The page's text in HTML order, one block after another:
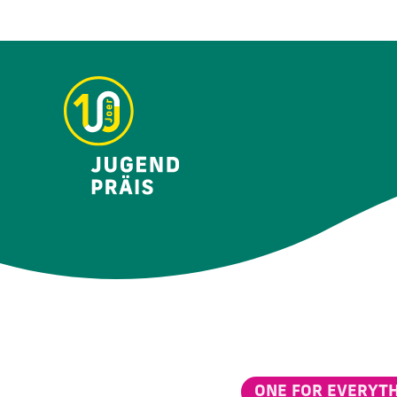
ONE FOR